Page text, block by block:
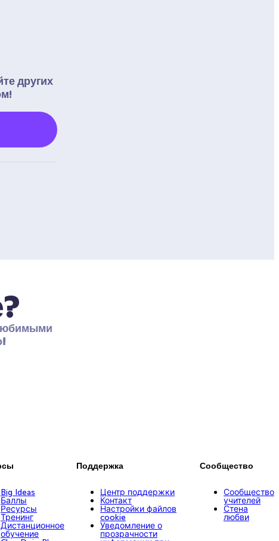
других
Big Ideas
Баллы
Ресурсы
Тренинг
Дистанционное
обучение
Поддержка
Центр поддержки
Контакт
Настройки файлов
cookie
Уведомление о
прозрачности
Сообщество
Сообщество
учителей
Стена
любви